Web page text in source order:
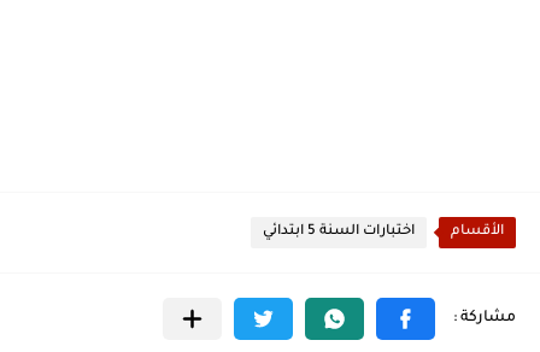
الأقسام اختبارات السنة 5 ابتدائي